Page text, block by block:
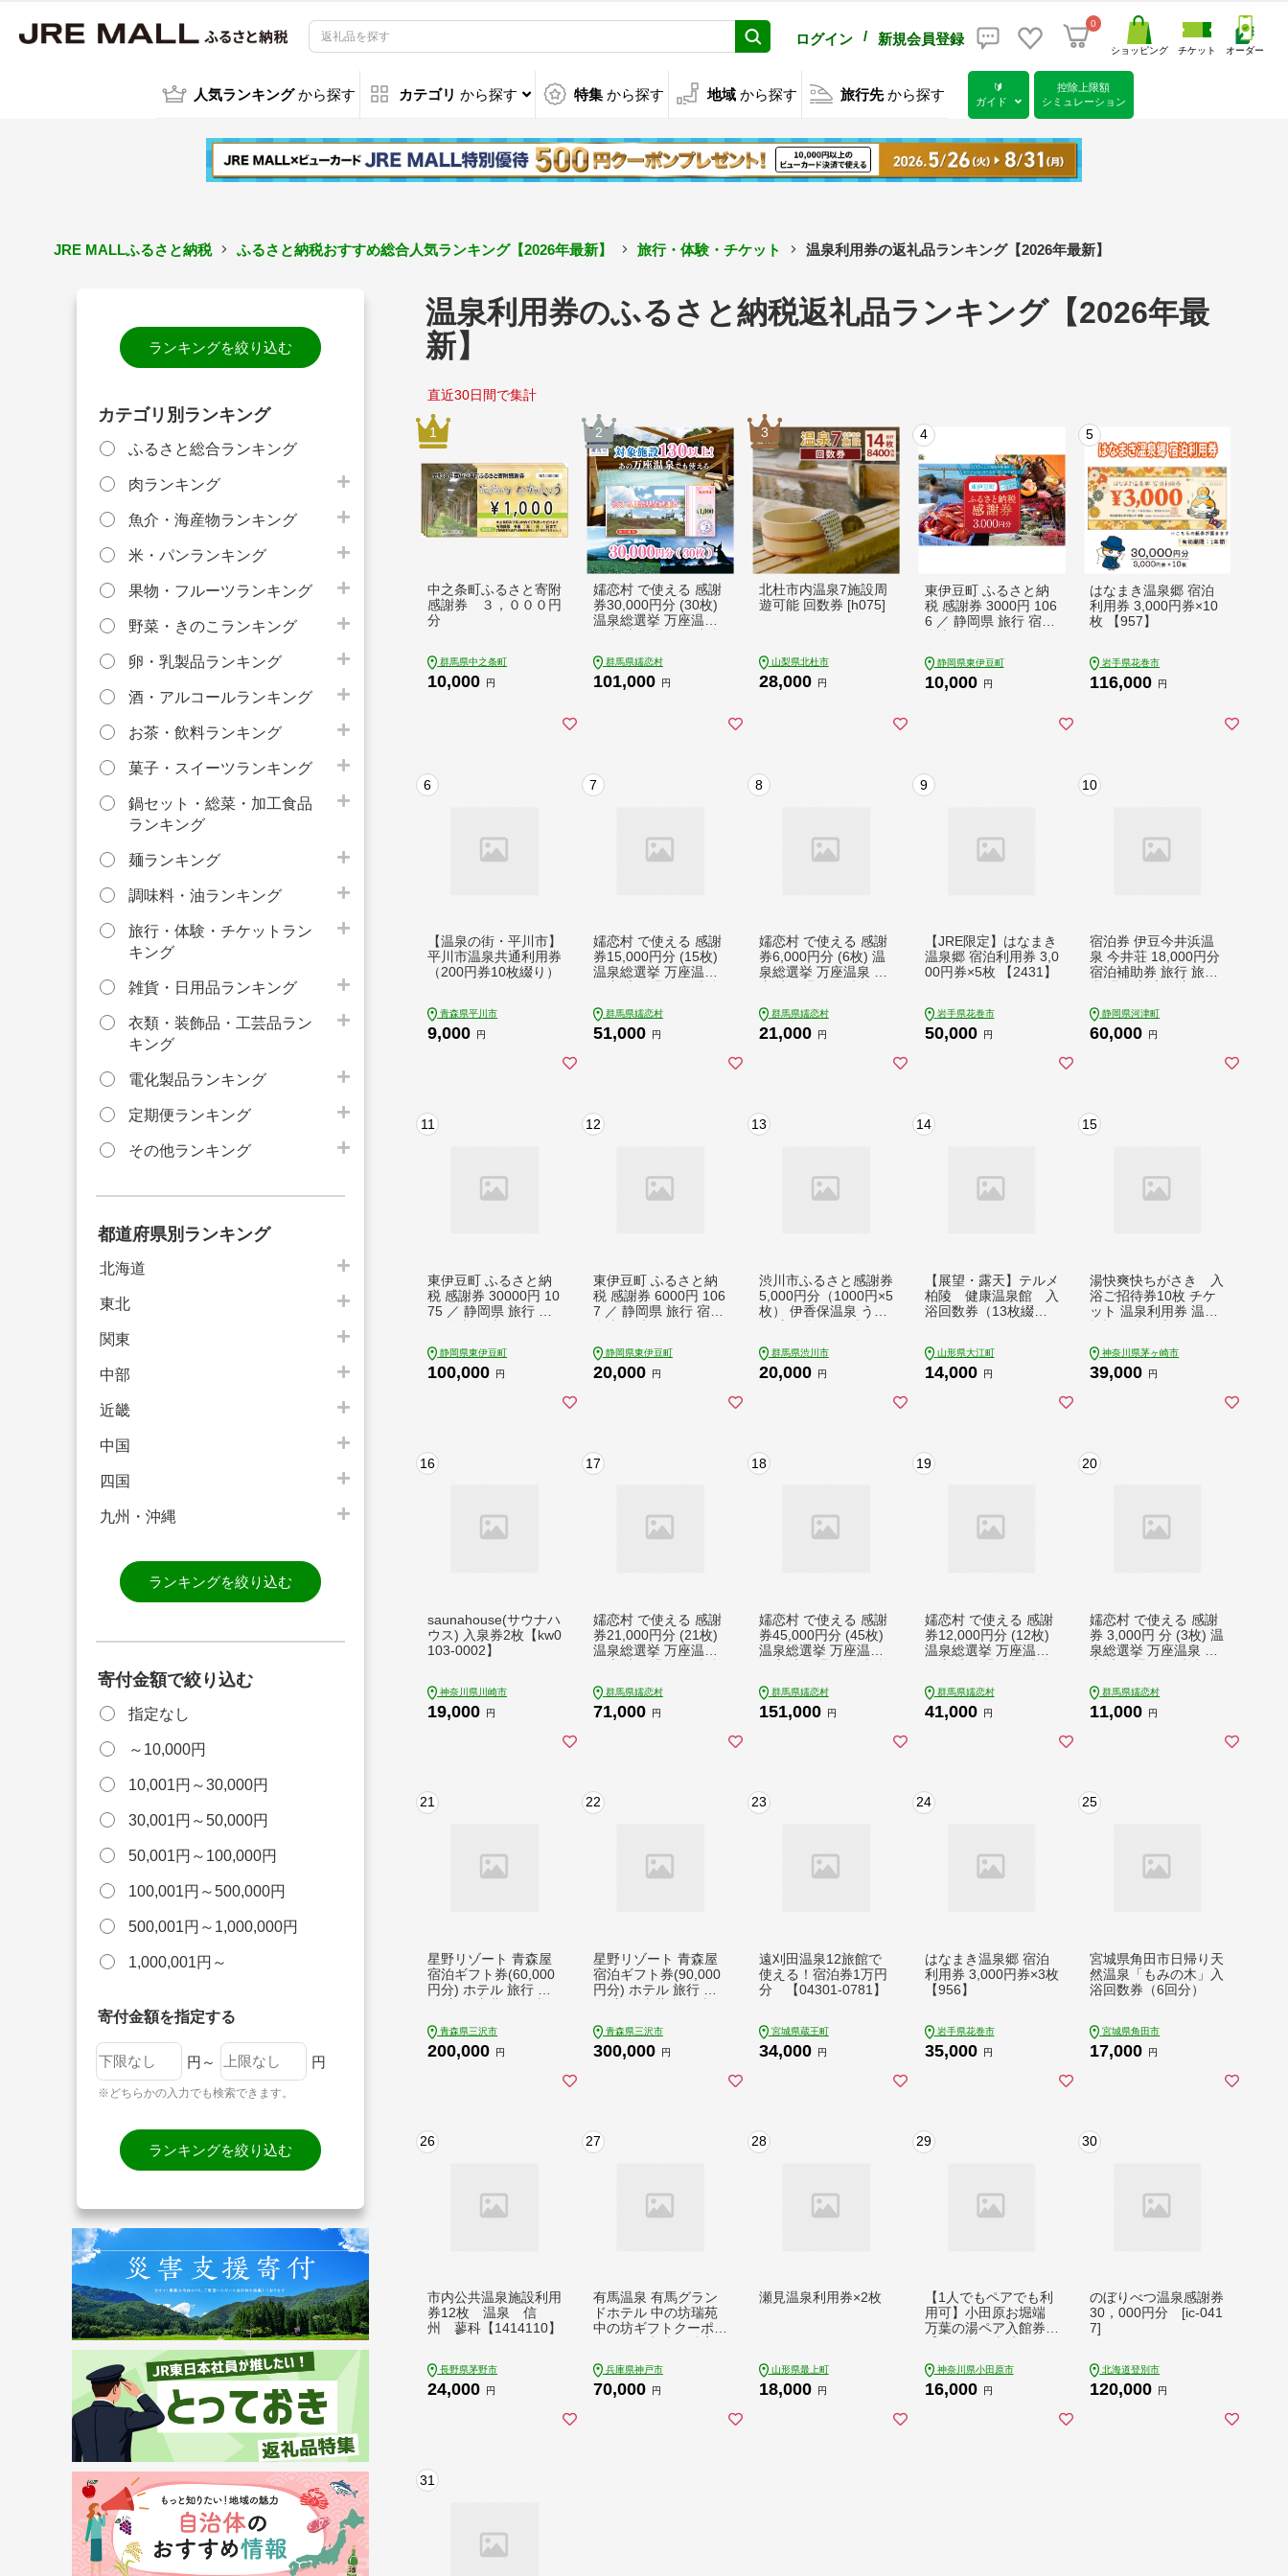
ログイン / 新規会員登録
0
ショッピング チケット オーダー
人気ランキング から探す カテゴリ から探す 特集 から探す 地域 から探す 旅行先 から探す
🔰
ガイド
控除上限額
シミュレーション
JRE MALLふるさと納税 ふるさと納税おすすめ総合人気ランキング【2026年最新】 旅行・体験・チケット 温泉利用券の返礼品ランキング【2026年最新】
ランキングを絞り込む
カテゴリ別ランキング
ふるさと総合ランキング
肉ランキング
魚介・海産物ランキング
米・パンランキング
果物・フルーツランキング
野菜・きのこランキング
卵・乳製品ランキング
酒・アルコールランキング
お茶・飲料ランキング
菓子・スイーツランキング
鍋セット・総菜・加工食品
ランキング
麺ランキング
調味料・油ランキング
旅行・体験・チケットラン
キング
雑貨・日用品ランキング
衣類・装飾品・工芸品ラン
キング
電化製品ランキング
定期便ランキング
その他ランキング
都道府県別ランキング
北海道
東北
関東
中部
近畿
中国
四国
九州・沖縄
ランキングを絞り込む
寄付金額で絞り込む
指定なし
～10,000円
10,001円～30,000円
30,001円～50,000円
50,001円～100,000円
100,001円～500,000円
500,001円～1,000,000円
1,000,001円～
寄付金額を指定する
円～ 円
※どちらかの入力でも検索できます。
ランキングを絞り込む
温泉利用券のふるさと納税返礼品ランキング【2026年最
新】
直近30日間で集計
1
中之条町ふるさと寄附
感謝券 ３，０００円
分
群馬県中之条町
10,000 円
2
嬬恋村 で使える 感謝
券30,000円分 (30枚)
温泉総選挙 万座温泉
スキー ホテル 旅館 ト
ラベル 父の日 母の日
光地応援 [AO007tu]
群馬県嬬恋村
101,000 円
3
北杜市内温泉7施設周
遊可能 回数券 [h075]
山梨県北杜市
28,000 円
4
東伊豆町 ふるさと納
税 感謝券 3000円 106
6 ／ 静岡県 旅行 宿泊
ム ホテル 動物園 海鮮
みかん 金目鯛 稲取 熱
静岡県東伊豆町
10,000 円
5
はなまき温泉郷 宿泊
利用券 3,000円券×10
枚 【957】
岩手県花巻市
116,000 円
6
【温泉の街・平川市】
平川市温泉共通利用券
（200円券10枚綴り）
青森県平川市
9,000 円
7
嬬恋村 で使える 感謝
券15,000円分 (15枚)
温泉総選挙 万座温泉
スキー ホテル 旅館 ト
ラベル 父の日 母の日
旅行 お泊り 日帰り 観
光地応援 [AO006tu]
群馬県嬬恋村
51,000 円
8
嬬恋村 で使える 感謝
券6,000円分 (6枚) 温
泉総選挙 万座温泉 万
スキー ホテル 旅館 ト
ラベル 父の日 母の日
旅行 お泊り 日帰り 観
光地応援 [AO003tu]
群馬県嬬恋村
21,000 円
9
【JRE限定】はなまき
温泉郷 宿泊利用券 3,0
00円券×5枚 【2431】
岩手県花巻市
50,000 円
10
宿泊券 伊豆今井浜温
泉 今井荘 18,000円分
宿泊補助券 旅行 旅行
静岡県河津町
60,000 円
11
東伊豆町 ふるさと納
税 感謝券 30000円 10
75 ／ 静岡県 旅行 宿
ーム ホテル 動物園 海
鮮 みかん 金目鯛 稲取
静岡県東伊豆町
100,000 円
12
東伊豆町 ふるさと納
税 感謝券 6000円 106
7 ／ 静岡県 旅行 宿泊
ム ホテル 動物園 海鮮
みかん 金目鯛 稲取 熱
静岡県東伊豆町
20,000 円
13
渋川市ふるさと感謝券
5,000円分（1000円×5
枚） 伊香保温泉 うど
食 お土産 F4H-0556
群馬県渋川市
20,000 円
14
【展望・露天】テルメ
柏陵 健康温泉館 入
浴回数券（13枚綴
山形県大江町
14,000 円
15
湯快爽快ちがさき 入
浴ご招待券10枚 チケ
ット 温泉利用券 温浴
出かけ 観光 休日 休息
癒し
神奈川県茅ヶ崎市
39,000 円
16
saunahouse(サウナハ
ウス) 入泉券2枚【kw0
103-0002】
神奈川県川崎市
19,000 円
17
嬬恋村 で使える 感謝
券21,000円分 (21枚)
温泉総選挙 万座温泉
券 旅行 温泉 温泉 ペ
ンション ホテル 旅館
クーポン チケット 国
内旅行 お泊り 日帰り
観光地応援 [AO032tu]
群馬県嬬恋村
71,000 円
18
嬬恋村 で使える 感謝
券45,000円分 (45枚)
温泉総選挙 万座温泉
券 旅行 温泉 温泉 ペ
ンション ホテル 旅館
クーポン チケット 国
内旅行 お泊り 日帰り
観光地応援 [AO034tu]
群馬県嬬恋村
151,000 円
19
嬬恋村 で使える 感謝
券12,000円分 (12枚)
温泉総選挙 万座温泉
スキー ホテル 旅館 ト
ラベル 父の日 母の日
旅行 お泊り 日帰り 観
光地応援 [AO005tu]
群馬県嬬恋村
41,000 円
20
嬬恋村 で使える 感謝
券 3,000円 分 (3枚) 温
泉総選挙 万座温泉 万
スキー ホテル 旅館 ト
ラベル 父の日 母の日
旅行 お泊り 日帰り 観
光地応援 [AO002tu]
群馬県嬬恋村
11,000 円
21
星野リゾート 青森屋
宿泊ギフト券(60,000
円分) ホテル 旅行 温
ト】【ms15-03】
青森県三沢市
200,000 円
22
星野リゾート 青森屋
宿泊ギフト券(90,000
円分) ホテル 旅行 温
ト】【ms15-04】
青森県三沢市
300,000 円
23
遠刈田温泉12旅館で
使える！宿泊券1万円
分 【04301-0781】
宮城県蔵王町
34,000 円
24
はなまき温泉郷 宿泊
利用券 3,000円券×3枚
【956】
岩手県花巻市
35,000 円
25
宮城県角田市日帰り天
然温泉「もみの木」入
浴回数券（6回分）
宮城県角田市
17,000 円
26
市内公共温泉施設利用
券12枚 温泉 信
州 蓼科【1414110】
長野県茅野市
24,000 円
27
有馬温泉 有馬グラン
ドホテル 中の坊瑞苑
中の坊ギフトクーポン
約 チケット 宿泊 観光
体験 温泉 旅館 ホテル
兵庫県神戸市
70,000 円
28
瀬見温泉利用券×2枚
山形県最上町
18,000 円
29
【1人でもペアでも利
用可】小田原お堀端
万葉の湯ペア入館券
様 旅行 温泉 日帰り
小田原駅近 キッズラ
神奈川県小田原市
16,000 円
30
のぼりべつ温泉感謝券
30，000円分 [ic-041
7]
北海道登別市
120,000 円
31